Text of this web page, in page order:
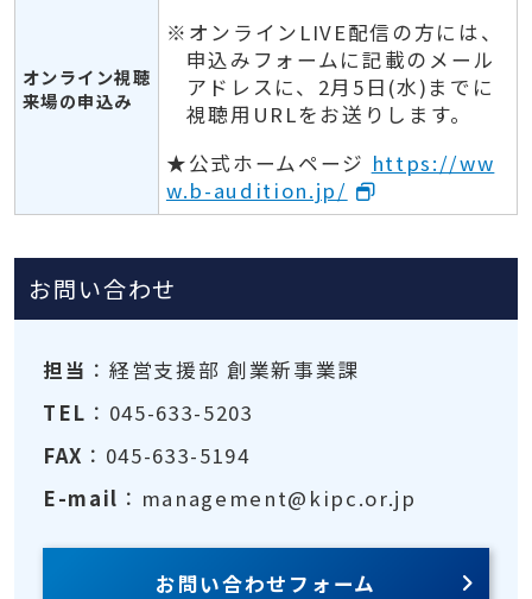
オンライン視聴
来場の申込み
※オンラインLIVE配信の方には、
申込みフォームに記載のメール
アドレスに、2月5日(水)までに
視聴用URLをお送りします。
★公式ホームページ https://ww
w.b-audition.jp/
お問い合わせ
担当 ：経営支援部 創業新事業課
TEL ：045-633-5203
FAX ：045-633-5194
E-mail ：management@kipc.or.jp
お問い合わせフォーム